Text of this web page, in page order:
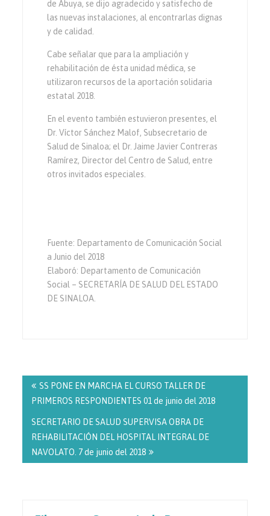
de Abuya, se dijo agradecido y satisfecho de
las nuevas instalaciones, al encontrarlas dignas
y de calidad.
Cabe señalar que para la ampliación y
rehabilitación de ésta unidad médica, se
utilizaron recursos de la aportación solidaria
estatal 2018.
En el evento también estuvieron presentes, el
Dr. Víctor Sánchez Malof, Subsecretario de
Salud de Sinaloa; el Dr. Jaime Javier Contreras
Ramírez, Director del Centro de Salud, entre
otros invitados especiales.
Fuente: Departamento de Comunicación Social
a Junio del 2018
Elaboró: Departamento de Comunicación
Social – SECRETARÍA DE SALUD DEL ESTADO
DE SINALOA.
de
entradas
SS PONE EN MARCHA EL CURSO TALLER DE
PRIMEROS RESPONDIENTES 01 de junio del 2018
SECRETARIO DE SALUD SUPERVISA OBRA DE
REHABILITACIÓN DEL HOSPITAL INTEGRAL DE
NAVOLATO. 7 de junio del 2018